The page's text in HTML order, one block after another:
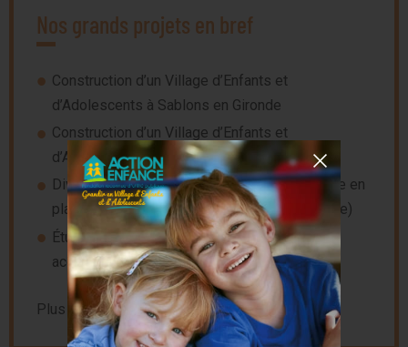
Nos grands projets en bref
Construction d’un Village d’Enfants et
d’Adolescents à Sablons en Gironde
Construction d’un Village d’Enfants et
d’Adolescents à Chinon en Indre-et-Loire
Diversification des modes d’accueil et la mise en
place du PEAD (Placement éducatif à domicile)
Étude menée sur le capital social des jeunes
accueillis à la Fondation
Plus d’informations en cliquantici.